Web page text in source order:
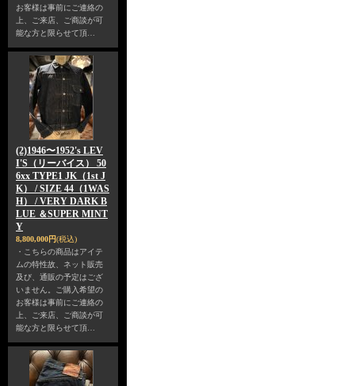
お客様は事前にご連絡の
上、ご来店、ご商談が可
能な方と限らせて頂…
(2)1946〜1952's LEV
I'S（リーバイス） 50
6xx TYPE1 JK（1st J
K） / SIZE 44（1WAS
H） / VERY DARK B
LUE ＆SUPER MINT
Y
8,800,000円(税込)
・こちらの商品はアイテ
ムの特性故、ネット販売
及び、通販の予定はござ
いません。ご購入希望の
お客様は事前にご連絡の
上、ご来店、ご商談が可
能な方と限らせて頂…